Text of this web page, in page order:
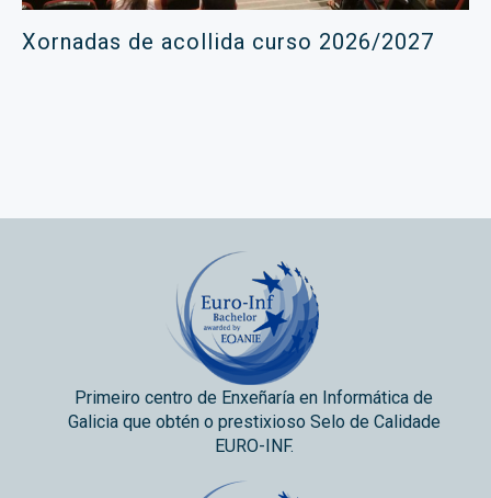
Xornadas de acollida curso 2026/2027
Primeiro centro de Enxeñaría en Informática de
Galicia que obtén o prestixioso Selo de Calidade
EURO-INF.